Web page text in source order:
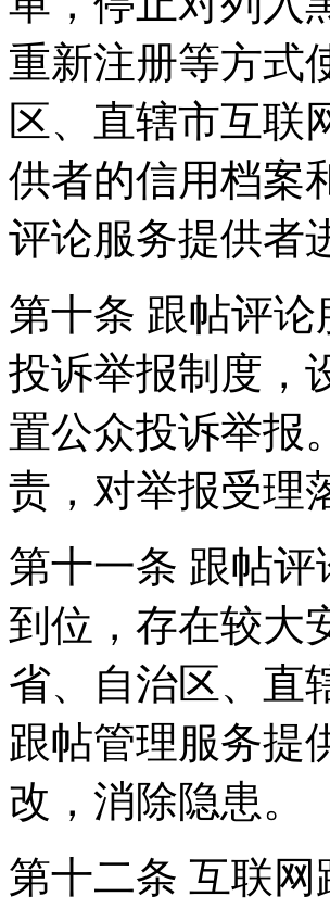
重新注册等方式
区、直辖市互联
供者的信用档案
评论服务提供者
第十条 跟帖评
投诉举报制度，
置公众投诉举报
责，对举报受理
第十一条 跟帖
到位，存在较大
省、自治区、直
跟帖管理服务提
改，消除隐患。
第十二条 互联